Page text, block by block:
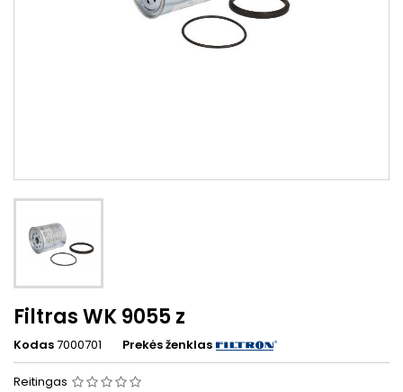
Filtras WK 9055 z
Kodas7000701 Prekės ženklas
Reitingas